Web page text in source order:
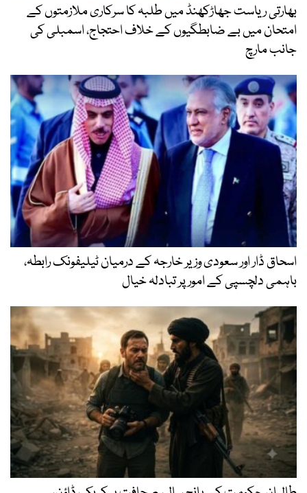
بھارتی ریاست جھاڑکھنڈ میں طلبہ کا سرکاری ملازمتوں کے
امتحان میں بے ضابطگیوں کے خلاف احتجاج، اسمبلی کی
جانب مارچ
اسحاق ڈار اور سعودی وزیر خارجہ کے درمیان ٹیلیفونک رابطہ،
باہمی دلچسپی کے امور پر تبادلہ خیال